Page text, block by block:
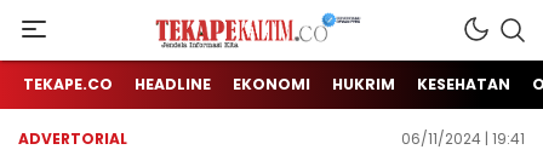
TEKAPE KALTIM
Jendela Informasi Kita
TEKAPE.CO HEADLINE EKONOMI HUKRIM KESEHATAN
ADVERTORIAL 06/11/2024 | 19:41